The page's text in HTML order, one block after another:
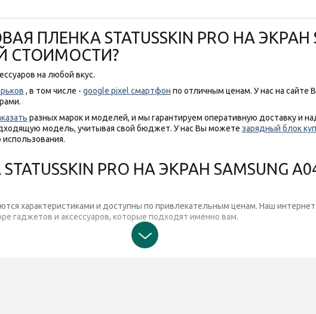
ПЛЕНКА STATUSSKIN PRO НА ЭКРАН
СТОИМОСТИ?
на любой вкус.
, в том числе - google pixel смартфон по отличным ценам. У нас на сайте
разных марок и моделей, и мы гарантируем оперативную доставку и
модель, учитывая свой бюджет. У нас Вы можете зарядный блок
PRO НА ЭКРАН SAMSUNG
характеристиками и доступны по привлекательным ценам. Наш
гаджетов и аксессуаров, которые подходят именно вам.